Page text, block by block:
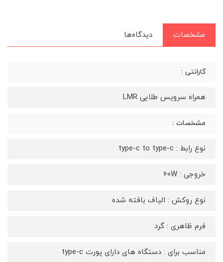
مشخصات دیدگاه‌ها
گارانتی :
همراه سرویس طلایی LMR
مشخصات :
نوع رابط : type-c to type-c
خروجی : 60W
نوع روکش : الیاف بافته شده
فرم ظاهری : گرد
مناسب برای : دستگاه های دارای پورت type-c